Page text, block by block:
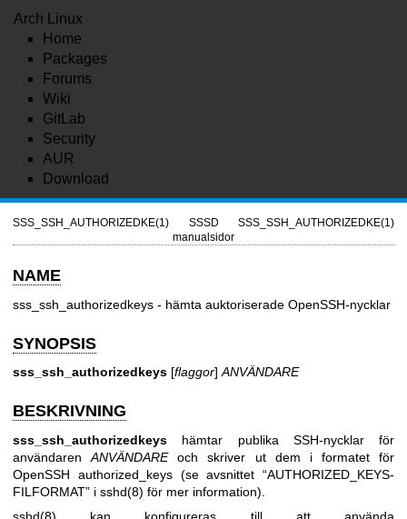
Arch Linux
Home
Packages
Forums
Wiki
GitLab
Security
AUR
Download
SSS_SSH_AUTHORIZEDKE(1)
SSSD
manualsidor
SSS_SSH_AUTHORIZEDKE(1)
NAME
sss_ssh_authorizedkeys - hämta auktoriserade OpenSSH-nycklar
SYNOPSIS
sss_ssh_authorizedkeys [flaggor] ANVÄNDARE
BESKRIVNING
sss_ssh_authorizedkeys hämtar publika SSH-nycklar för
användarenANVÄNDAREoch skriver ut dem i formatet för
OpenSSH authorized_keys (se avsnittet “AUTHORIZED_KEYS-
FILFORMAT” i sshd(8) för mer information).